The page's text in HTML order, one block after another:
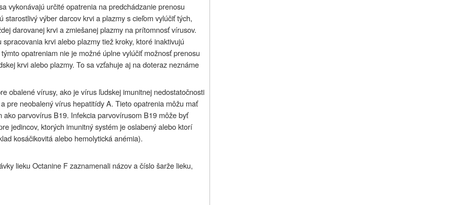
vykonávajú určité opatrenia na predchádzanie prenosu
výber darcov krvi a plazmy s cieľom vylúčiť tých,
darovanej krvi a zmiešanej plazmy na prítomnosť vírusov.
krvi alebo plazmy tiež kroky, ktoré inaktivujú
opatreniam nie je možné úplne vylúčiť možnosť prenosu
krvi alebo plazmy. To sa vzťahuje aj na doteraz neznáme
obalené vírusy, ako je vírus ľudskej imunitnej nedostatočnosti
pre neobalený vírus hepatitídy A. Tieto opatrenia môžu mať
parvovírus B19. Infekcia parvovírusom B19 môže byť
jedincov, ktorých imunitný systém je oslabený alebo ktorí
kosáčikovitá alebo hemolytická anémia).
lieku Octanine F zaznamenali názov a číslo šarže lieku,